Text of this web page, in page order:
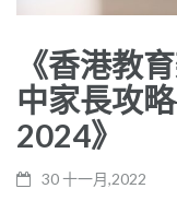
《香港教
中家長攻
2024》
30 十一月,2022